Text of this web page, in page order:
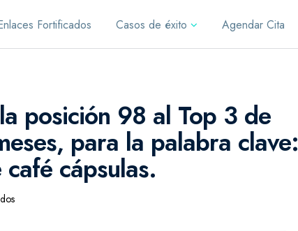
Fortificados Casos de éxito Agendar Cita
posición 98 al Top 3 de
para la palabra clave:
cápsulas.